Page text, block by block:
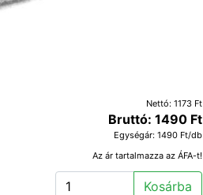
Nettó: 1173 Ft
Bruttó: 1490 Ft
Egységár: 1490 Ft/db
Az ár tartalmazza az ÁFA-t!
Kosárba